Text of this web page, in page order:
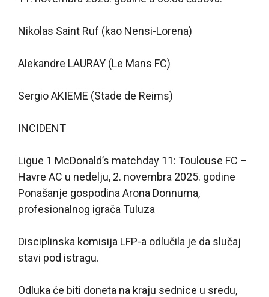
Nikolas Saint Ruf (kao Nensi-Lorena)
Alekandre LAURAY (Le Mans FC)
Sergio AKIEME (Stade de Reims)
INCIDENT
Ligue 1 McDonald’s matchday 11: Toulouse FC –
Havre AC u nedelju, 2. novembra 2025. godine
Ponašanje gospodina Arona Donnuma,
profesionalnog igrača Tuluza
Disciplinska komisija LFP-a odlučila je da slučaj
stavi pod istragu.
Odluka će biti doneta na kraju sednice u sredu,